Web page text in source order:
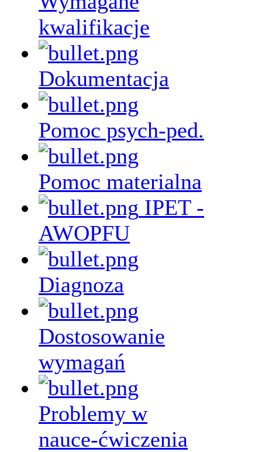
kwalifikacje
Dokumentacja
Pomoc psych-ped.
Pomoc materialna
IPET -
AWOPFU
Diagnoza
Dostosowanie
wymagań
Problemy w
nauce-ćwiczenia